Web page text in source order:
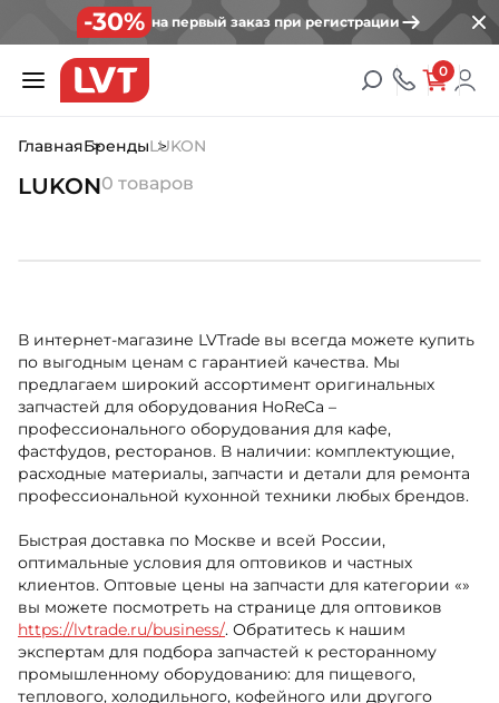
-30% на первый заказ при регистрации
0
ГлавнаяБрендыLUKON
LUKON0 товаров
В интернет-магазине LVTrade вы всегда можете купить
по выгодным ценам с гарантией качества. Мы
предлагаем широкий ассортимент оригинальных
запчастей для оборудования HoReCa –
профессионального оборудования для кафе,
фастфудов, ресторанов. В наличии: комплектующие,
расходные материалы, запчасти и детали для ремонта
профессиональной кухонной техники любых брендов.
Быстрая доставка по Москве и всей России,
оптимальные условия для оптовиков и частных
клиентов. Оптовые цены на запчасти для категории «»
вы можете посмотреть на странице для оптовиков
https://lvtrade.ru/business/. Обратитесь к нашим
экспертам для подбора запчастей к ресторанному
промышленному оборудованию: для пищевого,
теплового, холодильного, кофейного или другого